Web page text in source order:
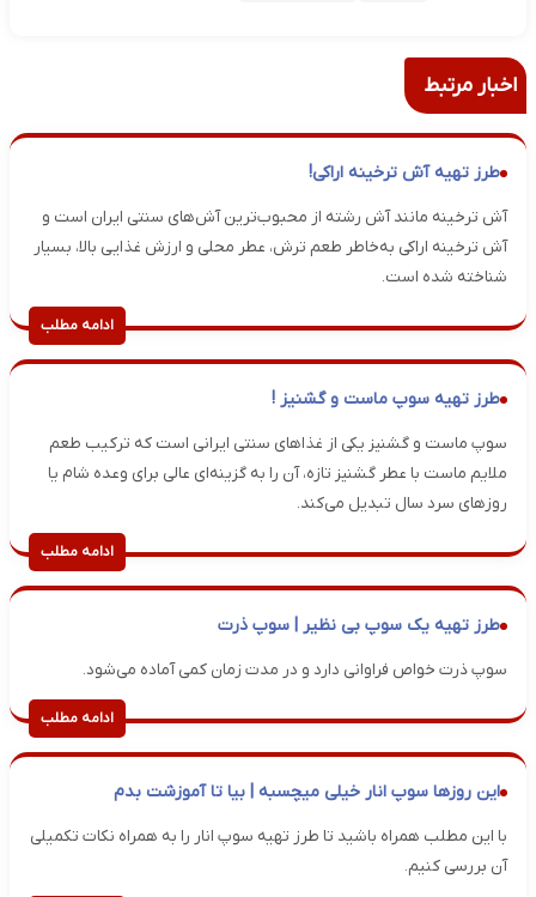
اخبار مرتبط
طرز تهیه آش ترخینه اراکی!
آش ترخینه مانند آش رشته از محبوب‌ترین آش‌های سنتی ایران است و
آش ترخینه اراکی به‌خاطر طعم ترش، عطر محلی و ارزش غذایی بالا، بسیار
شناخته شده است.
ادامه مطلب
طرز تهیه سوپ ماست و گشنیز !
سوپ ماست و گشنیز یکی از غذاهای سنتی ایرانی است که ترکیب طعم
ملایم ماست با عطر گشنیز تازه، آن را به گزینه‌ای عالی برای وعده شام یا
روزهای سرد سال تبدیل می‌کند.
ادامه مطلب
طرز تهیه یک سوپ بی نظیر | سوپ ذرت
سوپ ذرت خواص فراوانی دارد و در مدت زمان کمی آماده می‌شود.
ادامه مطلب
این روزها سوپ انار خیلی میچسبه | بیا تا آموزشت بدم
با این مطلب همراه باشید تا طرز تهیه سوپ انار را به همراه نکات تکمیلی
آن بررسی کنیم.